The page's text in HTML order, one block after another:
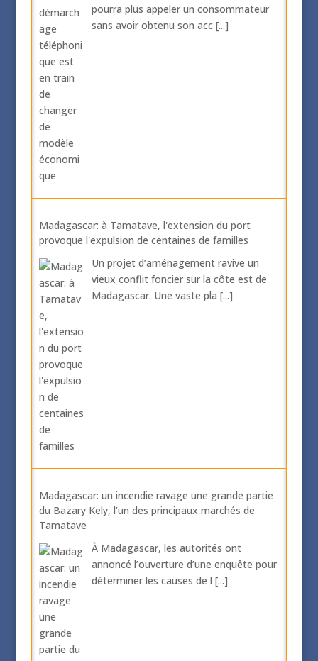
pourra plus appeler un consommateur
sans avoir obtenu son acc [...]
Madagascar: à Tamatave, l'extension du port
provoque l'expulsion de centaines de familles
Un projet d’aménagement ravive un
vieux conflit foncier sur la côte est de
Madagascar. Une vaste pla [...]
Madagascar: un incendie ravage une grande partie
du Bazary Kely, l’un des principaux marchés de
Tamatave
À Madagascar, les autorités ont
annoncé l’ouverture d’une enquête pour
déterminer les causes de l [...]